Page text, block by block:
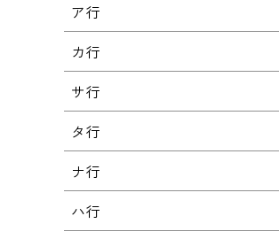
ア行
カ行
サ行
タ行
ナ行
ハ行